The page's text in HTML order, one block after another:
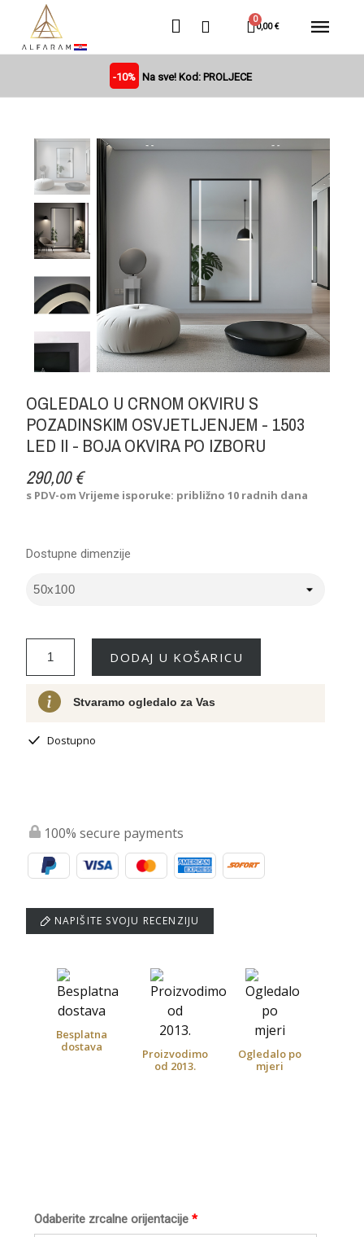
0,00 €
-10% Na sve! Kod: PROLJECE
OGLEDALO U CRNOM OKVIRU S
POZADINSKIM OSVJETLJENJEM - 1503
LED II - BOJA OKVIRA PO IZBORU
290,00 €
s PDV-omVrijeme isporuke: približno 10 radnih dana
Dostupne dimenzije
DODAJ U KOŠARICU
Stvaramo ogledalo za Vas
Dostupno
100% secure payments
NAPIŠITE SVOJU RECENZIJU
*
Odaberite zrcalne orijentacije
Besplatna
dostava
Proizvodimo
od 2013.
Ogledalo po
mjeri